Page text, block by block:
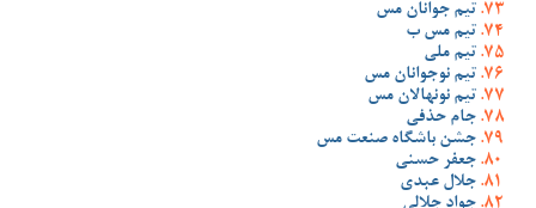
تیم جوانان مس
تیم مس ب
تیم ملی
تیم نوجوانان مس
تیم نونهالان مس
جام حذفی
جشن باشگاه صنعت مس
جعفر حسنی
جلال عبدی